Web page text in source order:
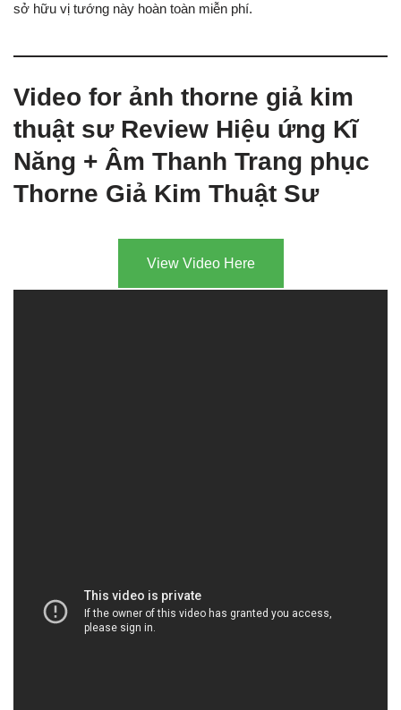
sở hữu vị tướng này hoàn toàn miễn phí.
Video for ảnh thorne giả kim
thuật sư Review Hiệu ứng Kĩ
Năng + Âm Thanh Trang phục
Thorne Giả Kim Thuật Sư
View Video Here